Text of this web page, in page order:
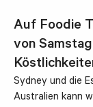
Auf Foodie
von
Sydney und die
Australien kann